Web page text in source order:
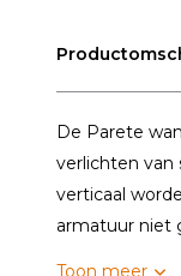
De Parete
verlichten van
verticaal
armatuur niet
Toon meer